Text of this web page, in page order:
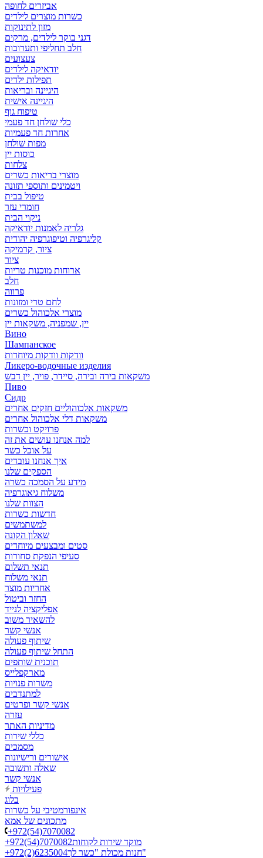
אביזרים לחופה
כשרות מוצרים לילדים
מזון לתינוקות
דגני בוקר לילדים, מרקים
חלב תחליפי ותערובות
צעצועים
יודאיקה לילדים
תפילות ילדים
היגיינה ובריאות
היגיינה אישית
טיפוח גוף
כלי שולחן חד פעמי
אחרות חד פעמיות
מפות שולחן
כוסות יין
צלחות
מוצרי בריאות כשרים
ויטמינים ותוספי תזונה
טיפול בבית
חומרי עזר
ניקוי הבית
גלריה לאמנות יודאיקה
קליגרפיה וטיפוגרפיה יהודית
ציור, קרמיקה
ציור
ארוחות מוכנות טריות
חלב
פרווה
לחם טרי ומזונות
מוצרי אלכוהול כשרים
יין, שמפניה, משקאות יין
Вино
Шампанское
וודקות וודקות מיוחדות
Ликеро-водочные изделия
משקאות בירה ובירה, סיידר, פויר, יין דבש
Пиво
Сидр
משקאות אלכוהוליים חזקים אחרים
משקאות דלי אלכוהול אחרים
פרויקט וכשרות
למה אנחנו עושים את זה
על אוכל כשר
איך אנחנו עובדים
הספקים שלנו
מידע על הסמכה כשרה
משלוח גיאוגרפיה
הצוות שלנו
חדשות כשרות
למשתמשים
שאלון הקונה
סטים ומבצעים מיוחדים
סעיפי הנפקת סחורות
תנאי תשלום
תנאי משלוח
אחריות מוצר
החזר וביטול
אפליקציה לנייד
להשאיר משוב
אנשי קשר
שיתוף פעולה
התחל שיתוף פעולה
תוכנית שותפים
מארקפלייס
משרות פנויות
למתנדבים
אנשי קשר ופרטים
עזרה
מדיניות האתר
כללי שירות
מסמכים
אישורים ורישיונות
שאלה ותשובה
אנשי קשר
פעילויות
בלוג
אינפורמטיבי על כשרות
מתכונים של אמא
+972(54)7070082
+972(54)7070082מוקד שירות לקוחות
+972(2)6235004
חנות מכולת "כשר לך"